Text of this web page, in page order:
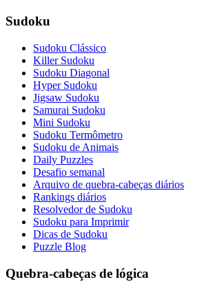
Sudoku
Sudoku Clássico
Killer Sudoku
Sudoku Diagonal
Hyper Sudoku
Jigsaw Sudoku
Samurai Sudoku
Mini Sudoku
Sudoku Termômetro
Sudoku de Animais
Daily Puzzles
Desafio semanal
Arquivo de quebra-cabeças diários
Rankings diários
Resolvedor de Sudoku
Sudoku para Imprimir
Dicas de Sudoku
Puzzle Blog
Quebra-cabeças de lógica